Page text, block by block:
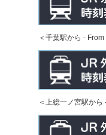
＜千葉駅から -
＜上総一ノ宮駅から